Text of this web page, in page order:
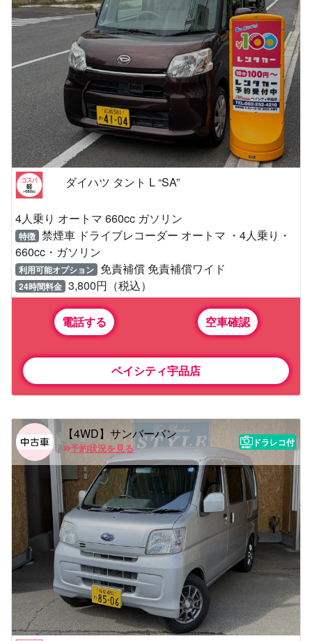
ダイハツ タント L “SA”
4人乗り オートマ 660cc ガソリン
特徴 禁煙車 ドライブレコーダー オートマ ・4人乗り・
660cc・ガソリン
利用可能オプション 免責補償 免責補償ワイド
24時間料金 3,800円（税込）
電話する 空車確認
ベイシティ宇品店
【4WD】サンバーバン
予約状況を見る
ドラレコ付